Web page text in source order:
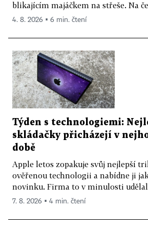
blikajícím majáčkem na střeše. Na
4. 8. 2026 ▪ 6 min. čtení
Týden s technologiemi:
skládačky přicházejí v
době
Apple letos zopakuje svůj nejlepší
ověřenou technologii a nabídne ji
novinku. Firma to v minulosti
7. 8. 2026 ▪ 4 min. čtení